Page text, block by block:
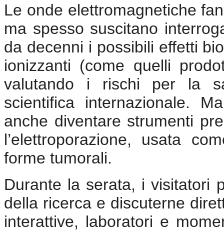
Le onde elettromagnetiche
ma spesso suscitano
da decenni i possibili effetti
ionizzanti (come quelli
valutando i rischi per la
scientifica internazionale.
anche diventare strumenti
l’elettroporazione, usata
forme tumorali.
Durante la serata, i visitatori
della ricerca e discuterne
interattive, laboratori e